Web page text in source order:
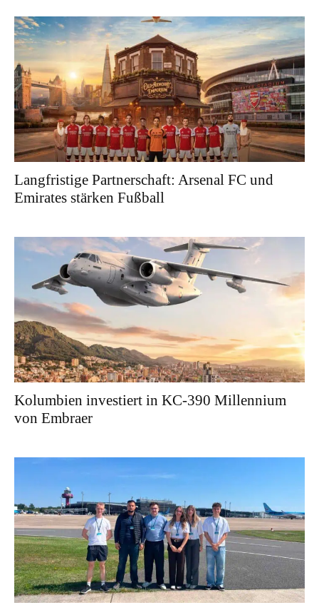
Langfristige Partnerschaft: Arsenal FC und
Emirates stärken Fußball
Kolumbien investiert in KC-390 Millennium
von Embraer